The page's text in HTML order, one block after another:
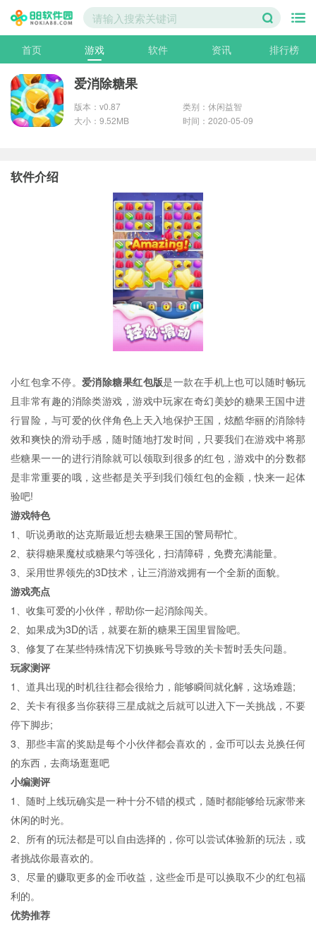
首页 游戏 软件 资讯 排行榜
爱消除糖果
版本：v0.87
类别：休闲益智
大小：9.52MB
时间：2020-05-09
软件介绍
小红包拿不停。 爱消除糖果红包版是一款在手机上也可以随时畅玩
且非常有趣的消除类游戏，游戏中玩家在奇幻美妙的糖果王国中进
行冒险，与可爱的伙伴角色上天入地保护王国，炫酷华丽的消除特
效和爽快的滑动手感，随时随地打发时间，只要我们在游戏中将那
些糖果一一的进行消除就可以领取到很多的红包，游戏中的分数都
是非常重要的哦，这些都是关乎到我们领红包的金额，快来一起体
验吧!
游戏特色
1、听说勇敢的达克斯最近想去糖果王国的警局帮忙。
2、获得糖果魔杖或糖果勺等强化，扫清障碍，免费充满能量。
3、采用世界领先的3D技术，让三消游戏拥有一个全新的面貌。
游戏亮点
1、收集可爱的小伙伴，帮助你一起消除闯关。
2、如果成为3D的话，就要在新的糖果王国里冒险吧。
3、修复了在某些特殊情况下切换账号导致的关卡暂时丢失问题。
玩家测评
1、道具出现的时机往往都会很给力，能够瞬间就化解，这场难题;
2、关卡有很多当你获得三星成就之后就可以进入下一关挑战，不要
停下脚步;
3、那些丰富的奖励是每个小伙伴都会喜欢的，金币可以去兑换任何
的东西，去商场逛逛吧
小编测评
1、随时上线玩确实是一种十分不错的模式，随时都能够给玩家带来
休闲的时光。
2、所有的玩法都是可以自由选择的，你可以尝试体验新的玩法，或
者挑战你最喜欢的。
3、尽量的赚取更多的金币收益，这些金币是可以换取不少的红包福
利的。
优势推荐